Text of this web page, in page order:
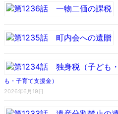
も・子育て支援金）
2026年6月19日